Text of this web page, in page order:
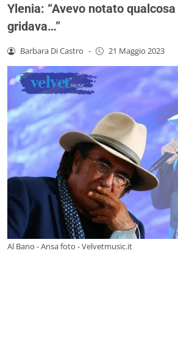
Ylenia: “Avevo notato
gridava…”
Barbara Di Castro - 21 Maggio 2023
Al Bano - Ansa foto - Velvetmusic.it